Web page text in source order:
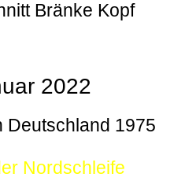
Bränke Kopf
2022
Deutschland 1975
Nordschleife